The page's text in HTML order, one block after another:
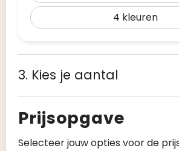
4
3. Kies je aantal
Prijsopgave
Selecteer jouw opties voor de